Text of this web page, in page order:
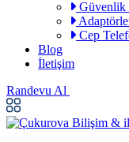
Güvenlik
Cep
Blog
İletişim
Randevu Al